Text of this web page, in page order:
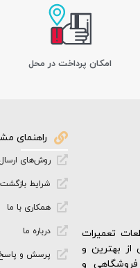
امکان پرداخت در محل
تعمیرات
از بهترین و
و
راهنمای
روش‌های ارسال
شرایط بازگشت
همکاری با ما
درباره ما
پرسش و